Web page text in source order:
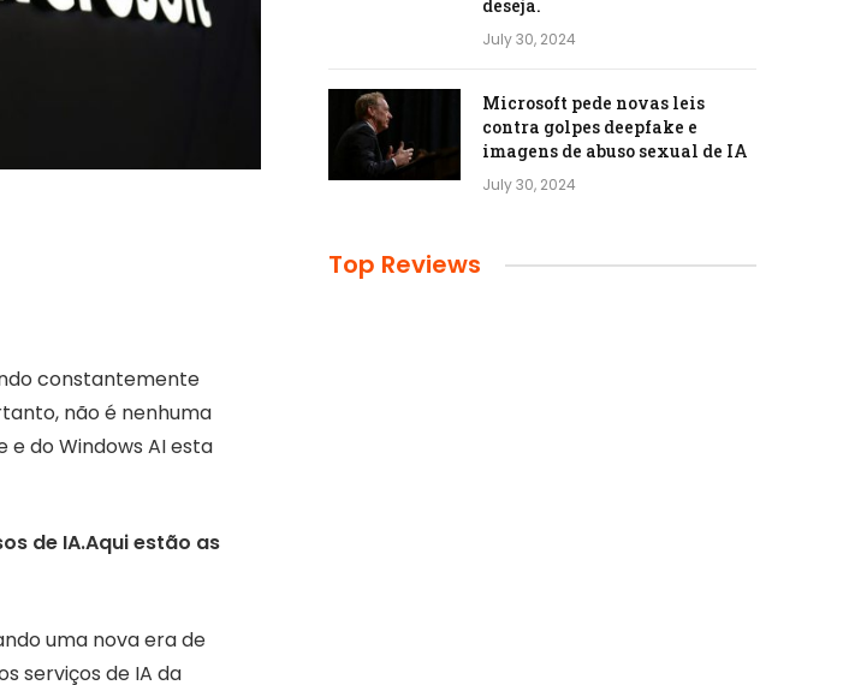
constantemente
não é nenhuma
do Windows AI esta
de IA.Aqui estão as
uma nova era de
serviços de IA da
deseja.
July 30, 2024
Microsoft pede novas leis
contra golpes deepfake e
imagens de abuso sexual de IA
July 30, 2024
Top Reviews